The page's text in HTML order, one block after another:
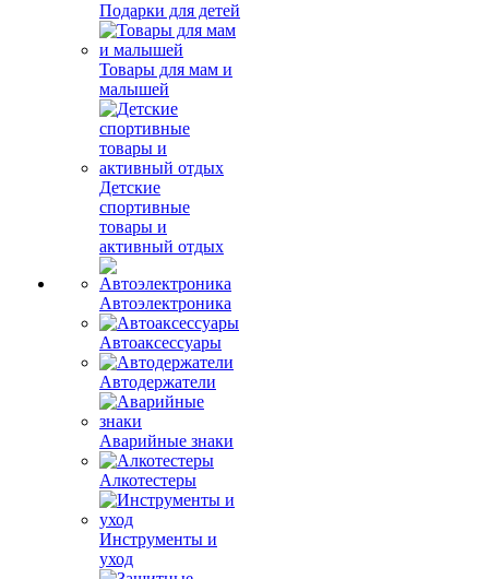
Подарки для детей
Товары для мам и
малышей
Детские
спортивные
товары и
активный отдых
Автоэлектроника
Автоаксессуары
Автодержатели
Аварийные знаки
Алкотестеры
Инструменты и
уход